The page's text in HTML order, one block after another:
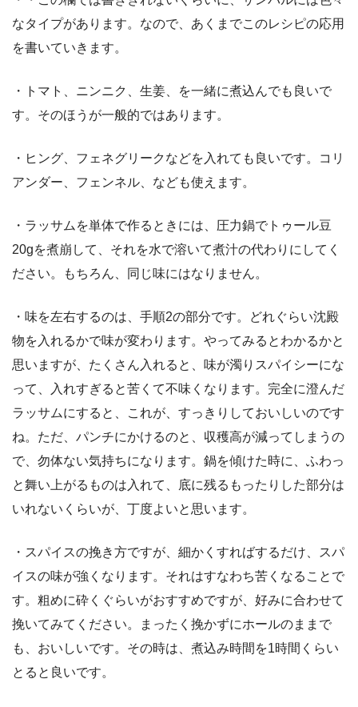
なタイプがあります。なので、あくまでこのレシピの応用
を書いていきます。
・トマト、ニンニク、生姜、を一緒に煮込んでも良いで
す。そのほうが一般的ではあります。
・ヒング、フェネグリークなどを入れても良いです。コリ
アンダー、フェンネル、なども使えます。
・ラッサムを単体で作るときには、圧力鍋でトゥール豆
20gを煮崩して、それを水で溶いて煮汁の代わりにしてく
ださい。もちろん、同じ味にはなりません。
・味を左右するのは、手順2の部分です。どれぐらい沈殿
物を入れるかで味が変わります。やってみるとわかるかと
思いますが、たくさん入れると、味が濁りスパイシーにな
って、入れすぎると苦くて不味くなります。完全に澄んだ
ラッサムにすると、これが、すっきりしておいしいのです
ね。ただ、パンチにかけるのと、収穫高が減ってしまうの
で、勿体ない気持ちになります。鍋を傾けた時に、ふわっ
と舞い上がるものは入れて、底に残るもったりした部分は
いれないくらいが、丁度よいと思います。
・スパイスの挽き方ですが、細かくすればするだけ、スパ
イスの味が強くなります。それはすなわち苦くなることで
す。粗めに砕くぐらいがおすすめですが、好みに合わせて
挽いてみてください。まったく挽かずにホールのままで
も、おいしいです。その時は、煮込み時間を1時間くらい
とると良いです。